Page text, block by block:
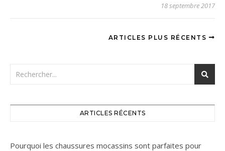
18 septembre 2017
ARTICLES PLUS RÉCENTS
ARTICLES RÉCENTS
Pourquoi les chaussures mocassins sont parfaites pour